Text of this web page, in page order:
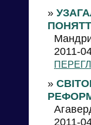
»
2011-
»
2011-